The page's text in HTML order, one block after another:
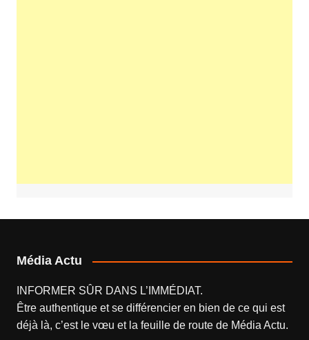
Média Actu
INFORMER SÛR DANS L’IMMÉDIAT.
Être authentique et se différencier en bien de ce qui est
déjà là, c’est le vœu et la feuille de route de Média Actu.